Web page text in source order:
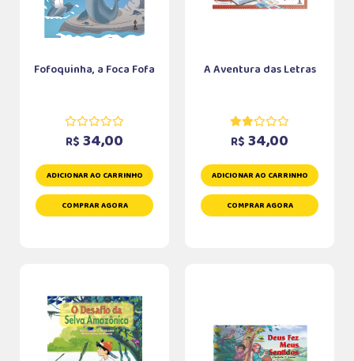
Fofoquinha, a Foca Fofa
R$ 34,00
ADICIONAR AO CARRINHO
COMPRAR AGORA
A Aventura das Letras
R$ 34,00
ADICIONAR AO CARRINHO
COMPRAR AGORA